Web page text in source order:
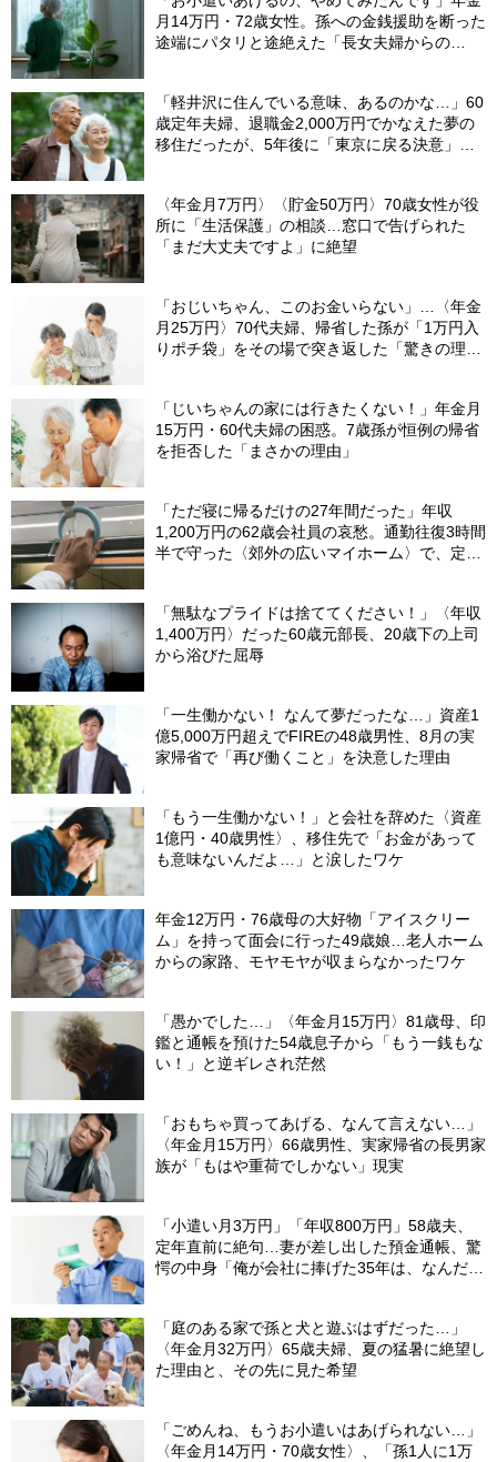
月14万円・72歳女性。孫への金銭援助を断った
途端にパタリと途絶えた「長女夫婦からの
「軽井沢に住んでいる意味、あるのかな…」60
歳定年夫婦、退職金2,000万円でかなえた夢の
移住だったが、5年後に「東京に戻る決意」を
〈年金月7万円〉〈貯金50万円〉70歳女性が役
所に「生活保護」の相談…窓口で告げられた
「まだ大丈夫ですよ」に絶望
「おじいちゃん、このお金いらない」…〈年金
月25万円〉70代夫婦、帰省した孫が「1万円入
りポチ袋」をその場で突き返した「驚きの理
「じいちゃんの家には行きたくない！」年金月
15万円・60代夫婦の困惑。7歳孫が恒例の帰省
を拒否した「まさかの理由」
「ただ寝に帰るだけの27年間だった」年収
1,200万円の62歳会社員の哀愁。通勤往復3時間
半で守った〈郊外の広いマイホーム〉で、定年
「無駄なプライドは捨ててください！」〈年収
1,400万円〉だった60歳元部長、20歳下の上司
から浴びた屈辱
「一生働かない！ なんて夢だったな…」資産1
億5,000万円超えでFIREの48歳男性、8月の実
家帰省で「再び働くこと」を決意した理由
「もう一生働かない！」と会社を辞めた〈資産
1億円・40歳男性〉、移住先で「お金があって
も意味ないんだよ…」と涙したワケ
年金12万円・76歳母の大好物「アイスクリー
ム」を持って面会に行った49歳娘…老人ホーム
からの家路、モヤモヤが収まらなかったワケ
「愚かでした…」〈年金月15万円〉81歳母、印
鑑と通帳を預けた54歳息子から「もう一銭もな
い！」と逆ギレされ茫然
「おもちゃ買ってあげる、なんて言えない…」
〈年金月15万円〉66歳男性、実家帰省の長男家
族が「もはや重荷でしかない」現実
「小遣い月3万円」「年収800万円」58歳夫、
定年直前に絶句…妻が差し出した預金通帳、驚
愕の中身「俺が会社に捧げた35年は、なんだっ
「庭のある家で孫と犬と遊ぶはずだった…」
〈年金月32万円〉65歳夫婦、夏の猛暑に絶望し
た理由と、その先に見た希望
「ごめんね、もうお小遣いはあげられない…」
〈年金月14万円・70歳女性〉、「孫1人に1万